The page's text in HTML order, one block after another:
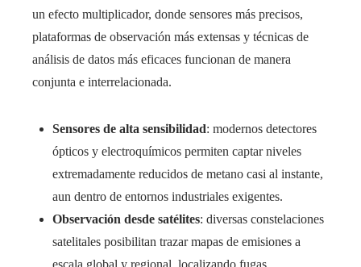
un efecto multiplicador, donde sensores más precisos,
plataformas de observación más extensas y técnicas de
análisis de datos más eficaces funcionan de manera
conjunta e interrelacionada.
Sensores de alta sensibilidad: modernos detectores
ópticos y electroquímicos permiten captar niveles
extremadamente reducidos de metano casi al instante,
aun dentro de entornos industriales exigentes.
Observación desde satélites: diversas constelaciones
satelitales posibilitan trazar mapas de emisiones a